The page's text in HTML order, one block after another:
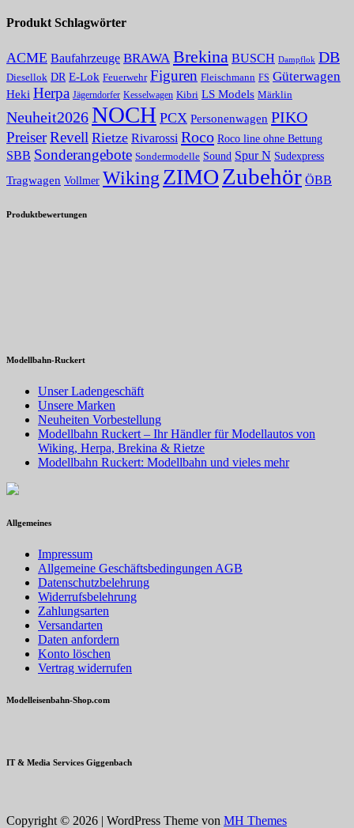
Produkt Schlagwörter
ACME Baufahrzeuge BRAWA Brekina BUSCH Dampflok DB
Diesellok DR E-Lok Feuerwehr Figuren Fleischmann FS Güterwagen
Heki Herpa Jägerndorfer Kesselwagen Kibri LS Models Märklin
Neuheit2026NOCH PCX Personenwagen PIKO
PreiserRevell Rietze Rivarossi Roco Roco line ohne Bettung
SBB Sonderangebote Sondermodelle Sound Spur N Sudexpress
Tragwagen Vollmer Wiking ZIMOZubehör ÖBB
Produktbewertungen
Modellbahn-Ruckert
Unser Ladengeschäft
Unsere Marken
Neuheiten Vorbestellung
Modellbahn Ruckert – Ihr Händler für Modellautos von
Wiking, Herpa, Brekina & Rietze
Modellbahn Ruckert: Modellbahn und vieles mehr
Allgemeines
Impressum
Allgemeine Geschäftsbedingungen AGB
Datenschutzbelehrung
Widerrufsbelehrung
Zahlungsarten
Versandarten
Daten anfordern
Konto löschen
Vertrag widerrufen
Modelleisenbahn-Shop.com
IT & Media Services Giggenbach
Copyright © 2026 | WordPress Theme von MH Themes